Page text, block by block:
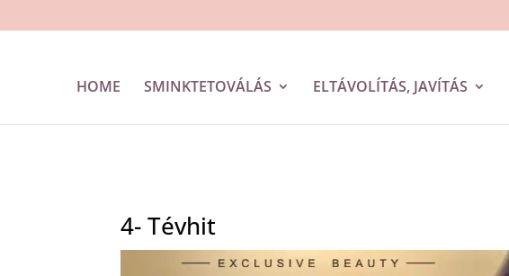
HOME SMINKTETOVÁLÁS ELTÁVOLÍTÁS, JAVÍTÁS
4- Tévhit